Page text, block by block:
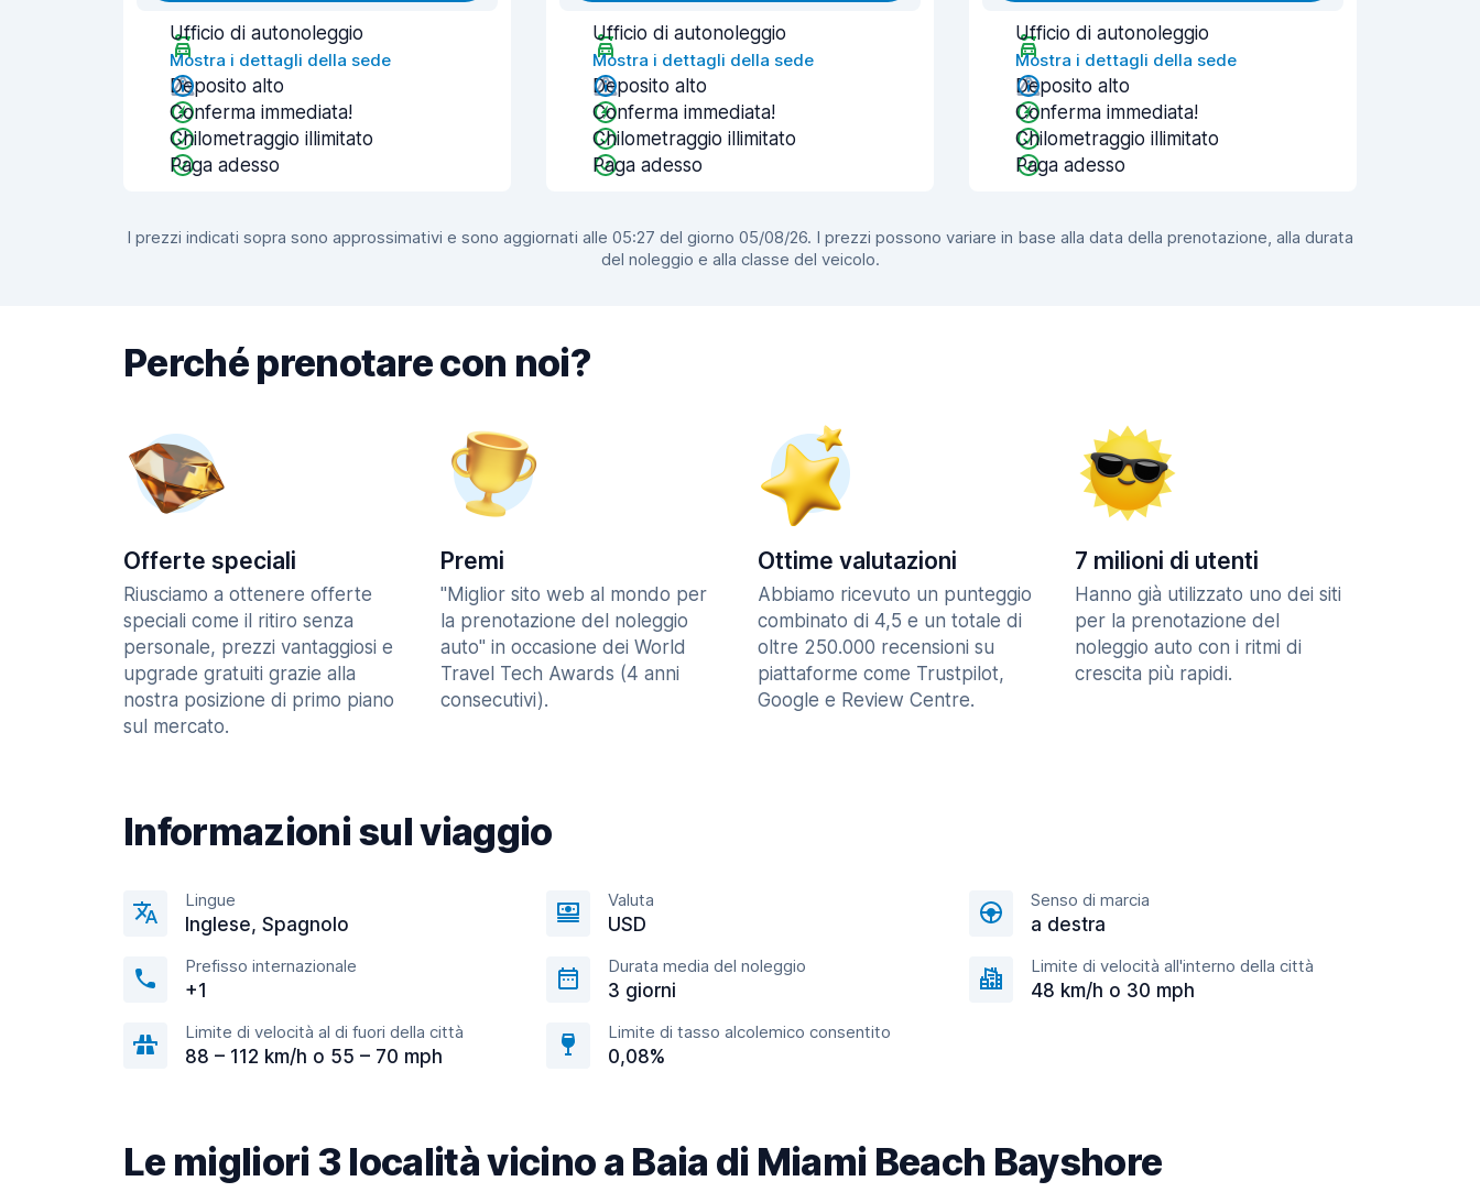
Ufficio di autonoleggio
Mostra i dettagli della sede
Deposito alto
Conferma immediata!
Chilometraggio illimitato
Paga adesso
Ufficio di autonoleggio
Mostra i dettagli della sede
Deposito alto
Conferma immediata!
Chilometraggio illimitato
Paga adesso
Ufficio di autonoleggio
Mostra i dettagli della sede
Deposito alto
Conferma immediata!
Chilometraggio illimitato
Paga adesso
I prezzi indicati sopra sono approssimativi e sono aggiornati alle 05:27 del giorno 05/08/26. I prezzi possono variare in base alla data della prenotazione, alla durata
del noleggio e alla classe del veicolo.
Perché prenotare con noi?
Offerte speciali
Riusciamo a ottenere offerte
speciali come il ritiro senza
personale, prezzi vantaggiosi e
upgrade gratuiti grazie alla
nostra posizione di primo piano
sul mercato.
Premi
"Miglior sito web al mondo per
la prenotazione del noleggio
auto" in occasione dei World
Travel Tech Awards (4 anni
consecutivi).
Ottime valutazioni
Abbiamo ricevuto un punteggio
combinato di 4,5 e un totale di
oltre 250.000 recensioni su
piattaforme come Trustpilot,
Google e Review Centre.
7 milioni di utenti
Hanno già utilizzato uno dei siti
per la prenotazione del
noleggio auto con i ritmi di
crescita più rapidi.
Informazioni sul viaggio
Lingue
Inglese, Spagnolo
Valuta
USD
Senso di marcia
a destra
Prefisso internazionale
+1
Durata media del noleggio
3 giorni
Limite di velocità all'interno della città
48 km/h o 30 mph
Limite di velocità al di fuori della città
88 – 112 km/h o 55 – 70 mph
Limite di tasso alcolemico consentito
0,08%
Le migliori 3 località vicino a Baia di Miami Beach Bayshore